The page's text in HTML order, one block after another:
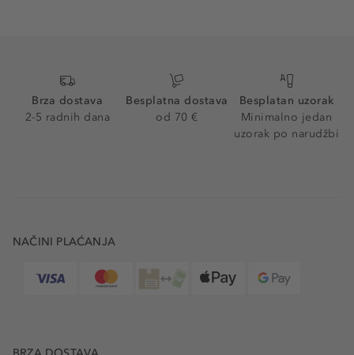
Brza dostava
2-5 radnih dana
Besplatna dostava
od 70 €
Besplatan uzorak
Minimalno jedan
uzorak po narudžbi
NAČINI PLAĆANJA